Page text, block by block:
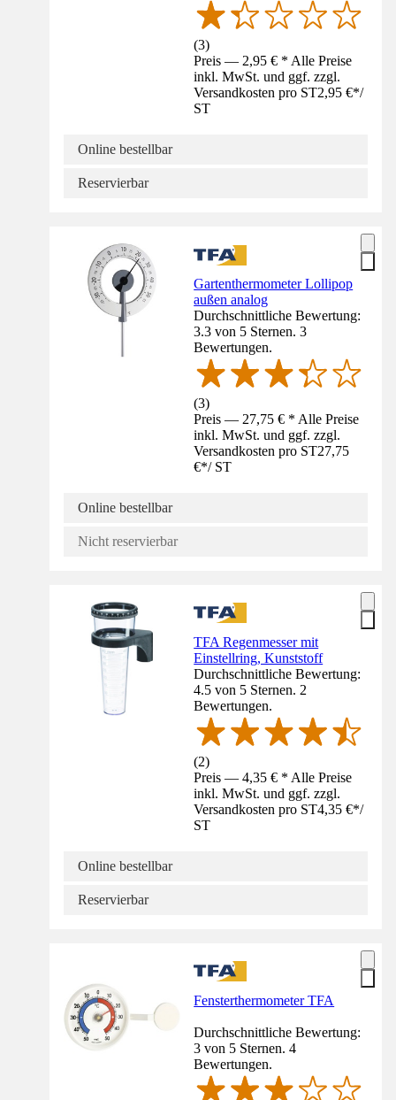
(3)
Preis — 2,95 € * Alle Preise
inkl. MwSt. und ggf. zzgl.
Versandkosten pro ST2,95 €*/
ST
Online bestellbar
Reservierbar
Gartenthermometer Lollipop
außen analog
Durchschnittliche Bewertung:
3.3 von 5 Sternen. 3
Bewertungen.
(3)
Preis — 27,75 € * Alle Preise
inkl. MwSt. und ggf. zzgl.
Versandkosten pro ST27,75
€*/ ST
Online bestellbar
Nicht reservierbar
TFA Regenmesser mit
Einstellring, Kunststoff
Durchschnittliche Bewertung:
4.5 von 5 Sternen. 2
Bewertungen.
(2)
Preis — 4,35 € * Alle Preise
inkl. MwSt. und ggf. zzgl.
Versandkosten pro ST4,35 €*/
ST
Online bestellbar
Reservierbar
Fensterthermometer TFA
Durchschnittliche Bewertung:
3 von 5 Sternen. 4
Bewertungen.